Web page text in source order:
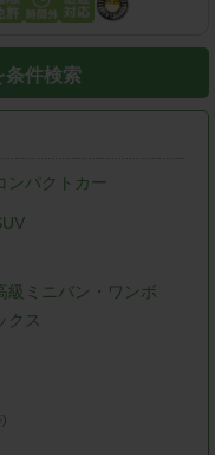
条件検索
ンパクトカー
級ミニバン・ワンボ
クス